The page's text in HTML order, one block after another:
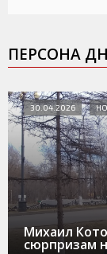
ПЕРСОНА
Михаил
сюрпризам
30.04.2026